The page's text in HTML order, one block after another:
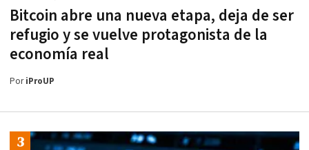
Bitcoin abre una nueva etapa, deja de ser
refugio y se vuelve protagonista de la
economía real
PoriProUP